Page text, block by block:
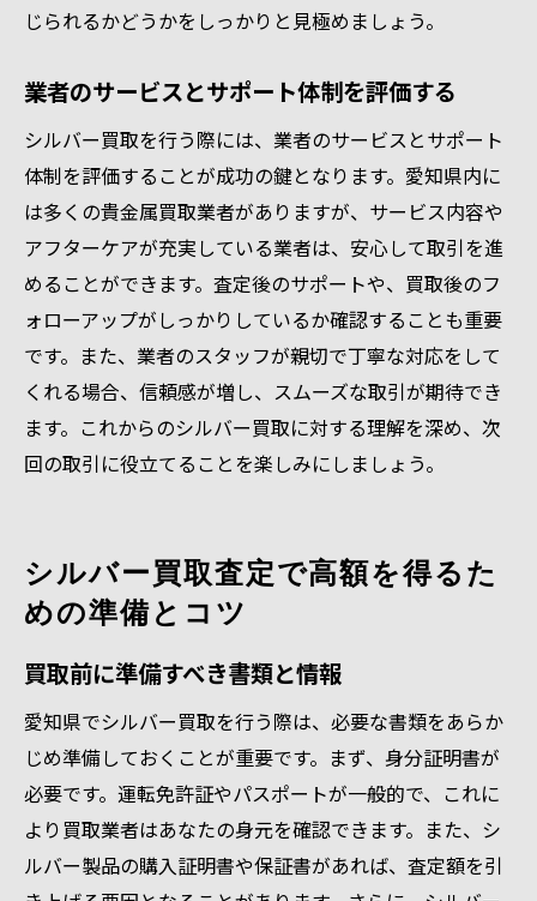
じられるかどうかをしっかりと見極めましょう。
業者のサービスとサポート体制を評価する
シルバー買取を行う際には、業者のサービスとサポート
体制を評価することが成功の鍵となります。愛知県内に
は多くの貴金属買取業者がありますが、サービス内容や
アフターケアが充実している業者は、安心して取引を進
めることができます。査定後のサポートや、買取後のフ
ォローアップがしっかりしているか確認することも重要
です。また、業者のスタッフが親切で丁寧な対応をして
くれる場合、信頼感が増し、スムーズな取引が期待でき
ます。これからのシルバー買取に対する理解を深め、次
回の取引に役立てることを楽しみにしましょう。
シルバー買取査定で高額を得るた
めの準備とコツ
買取前に準備すべき書類と情報
愛知県でシルバー買取を行う際は、必要な書類をあらか
じめ準備しておくことが重要です。まず、身分証明書が
必要です。運転免許証やパスポートが一般的で、これに
より買取業者はあなたの身元を確認できます。また、シ
ルバー製品の購入証明書や保証書があれば、査定額を引